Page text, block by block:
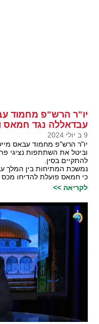
יו"ר הרש"פ מחמוד
עבדאללה נגד חמאס
9 ב יולי 2024
יו"ר הרש"פ מחמוד עבאס
וביטל את השתתפות נציגי
להתקיים בסין.
נמשכת המתיחות בין המלך
כי חמאס פועלת להדיחו מכס
לקריאה >>